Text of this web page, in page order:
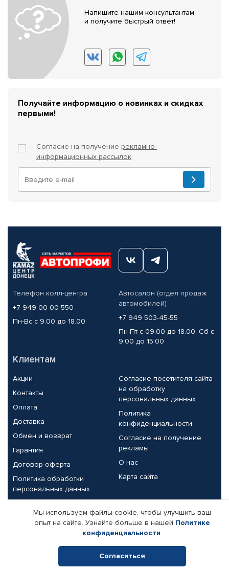
Напишите нашим консультантам
и получите быстрый ответ!
Получайте информацию о новинках и скидках
первыми!
Согласие на получение рекламно-
информационных рассылок
Телефон колл-центра
+7 949 00-00-550
Пн-Вс с 9.00 до 18.00
Автосалон (отдел продаж
автомобилей)
+7 949 503-45-55
Пн-Пт с 09.00 до 18.00, Сб с
9.00 до 15.00
Клиентам
Акции
Контакты
Оплата
Доставка
Обмен и возврат
Гарантия
Договор-оферта
Политика обработки
персональных данных
Согласие посетителя сайта
на обработку
персональных данных
Политика
конфиденциальности
Согласие на получение
рекламы
О нас
Карта сайта
Партнерам
Корпоративным клиентам
Поставщикам
Реквизиты компании
Мы используем файлы cookie, чтобы улучшить ваш
опыт на сайте. Узнайте больше в нашей Политике
конфиденциальности.
Согласиться